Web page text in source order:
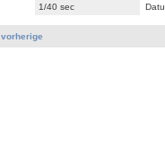
1/40 sec
vorherige